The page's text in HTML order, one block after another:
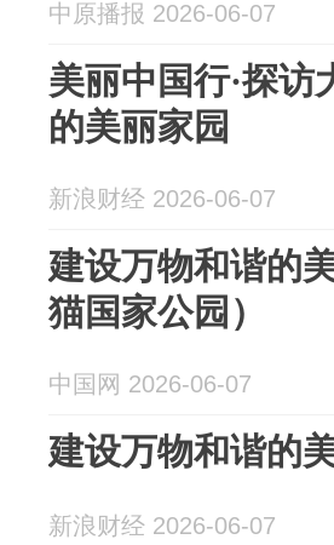
中原播报 2026-06-07
美丽中国行·探
的美丽家园
新浪财经 2026-06-07
建设万物和谐的
猫国家公园）
中国网 2026-06-07
建设万物和谐的
新浪财经 2026-06-07